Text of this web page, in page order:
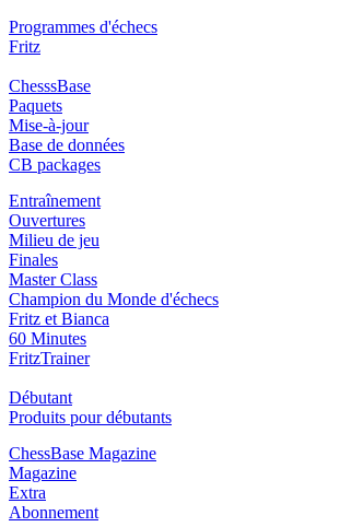
Programmes d'échecs
Fritz
ChesssBase
Paquets
Mise-à-jour
Base de données
CB packages
Entraînement
Ouvertures
Milieu de jeu
Finales
Master Class
Champion du Monde d'échecs
Fritz et Bianca
60 Minutes
FritzTrainer
Débutant
Produits pour débutants
ChessBase Magazine
Magazine
Extra
Abonnement